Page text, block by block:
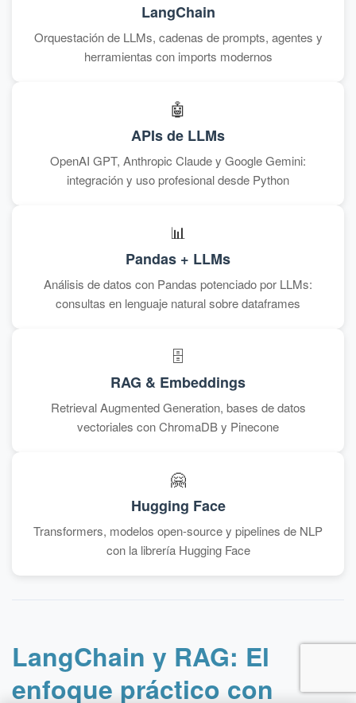
LangChain
Orquestación de LLMs, cadenas de prompts, agentes y
herramientas con imports modernos
🤖
APIs de LLMs
OpenAI GPT, Anthropic Claude y Google Gemini:
integración y uso profesional desde Python
📊
Pandas + LLMs
Análisis de datos con Pandas potenciado por LLMs:
consultas en lenguaje natural sobre dataframes
🗄️
RAG & Embeddings
Retrieval Augmented Generation, bases de datos
vectoriales con ChromaDB y Pinecone
🤗
Hugging Face
Transformers, modelos open-source y pipelines de NLP
con la librería Hugging Face
LangChain y RAG: El
enfoque práctico con